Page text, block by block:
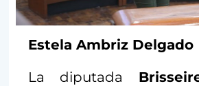
Estela Ambriz Delgado
La diputada